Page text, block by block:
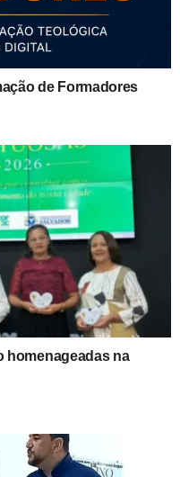
de Formadores
homenageadas na